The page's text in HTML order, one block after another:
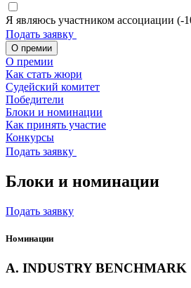
Я являюсь участником ассоциации (-
Подать заявку
О премии
О премии
Как стать жюри
Судейский комитет
Победители
Блоки и номинации
Как принять участие
Конкурсы
Подать заявку
Блоки и номинации
Подать заявку
Номинации
A. INDUSTRY BENCHMARK